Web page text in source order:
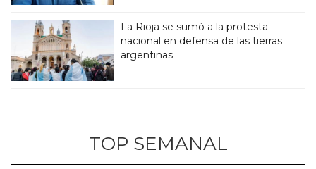
La Rioja se sumó a la protesta
nacional en defensa de las tierras
argentinas
TOP SEMANAL